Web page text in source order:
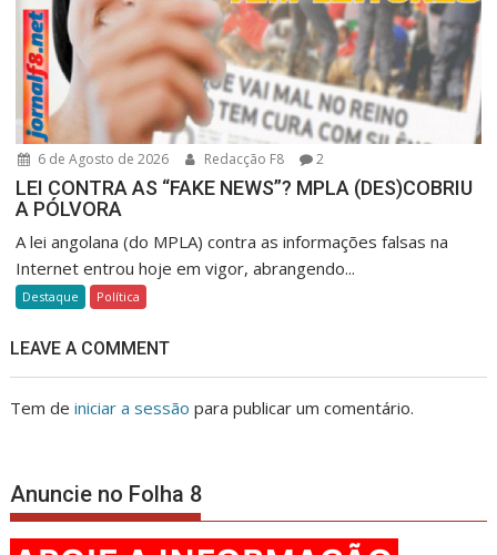
6 de Agosto de 2026 Redacção F8 2
LEI CONTRA AS “FAKE NEWS”? MPLA (DES)COBRIU
A PÓLVORA
A lei angolana (do MPLA) contra as informações falsas na
Internet entrou hoje em vigor, abrangendo...
Destaque Política
LEAVE A COMMENT
Tem deiniciar a sessão para publicar um comentário.
Anuncie no Folha 8